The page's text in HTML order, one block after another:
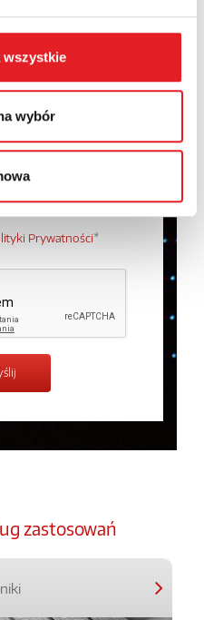
wszystkie
wybór
moich danych
osobowych w
Prywatności*
zastosowań